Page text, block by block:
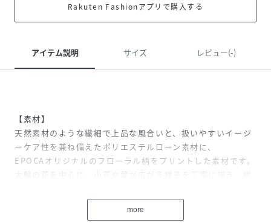
Rakuten Fashionアプリで購入する
アイテム説明 サイズ レビュー(-)
【素材】
天然素材のような繊細で上品な風合いと、扱いやすいイージ
ーケア性を兼ね備えたポリエステルローン素材に、
EPOCAオリジナルのフローラル柄をプリントした素材です。
大輪の花を中心に、小花や葉が広がる様子を丁寧に描き、繊
薄く柔らかな生地で、ほんのりとしたシアー感が軽やかな印
more